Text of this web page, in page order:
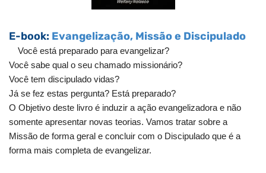
E-book: Evangelização, Missão e Discipulado
Você está preparado para evangelizar?
Você sabe qual o seu chamado missionário?
Você tem discipulado vidas?
Já se fez estas pergunta? Está preparado?
O Objetivo deste livro é induzir a ação evangelizadora e não
somente apresentar novas teorias. Vamos tratar sobre a
Missão de forma geral e concluir com o Discipulado que é a
forma mais completa de evangelizar.